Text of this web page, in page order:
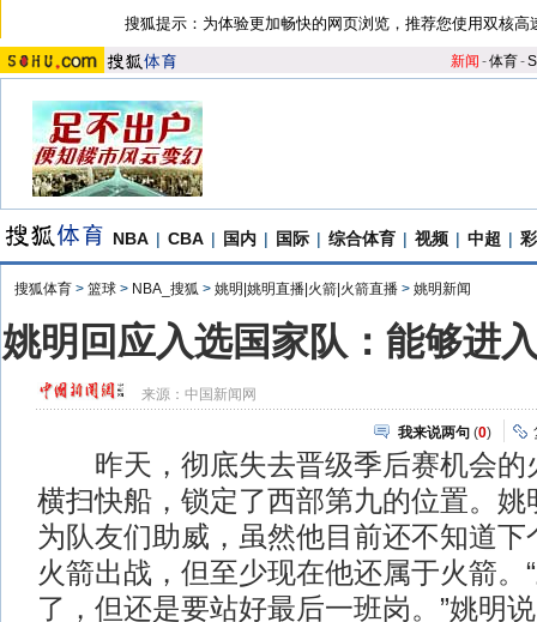
搜狐提示：为体验更加畅快的网页浏览，推荐您使用双核高
新闻 -体育-S
NBA | CBA | 国内 | 国际 | 综合体育 | 视频 | 中超 |
搜狐体育 > 篮球 > NBA_搜狐 > 姚明|姚明直播|火箭|火箭直播 > 姚明新闻
姚明回应入选国家队：能够进
来源： 中国新闻网
我来说两句 (0)
昨天，彻底失去晋级季后赛机会的
横扫快船，锁定了西部第九的位置。姚
为队友们助威，虽然他目前还不知道
火箭出战，但至少现在他还属于火箭。
了，但还是要站好最后一班岗。”姚明